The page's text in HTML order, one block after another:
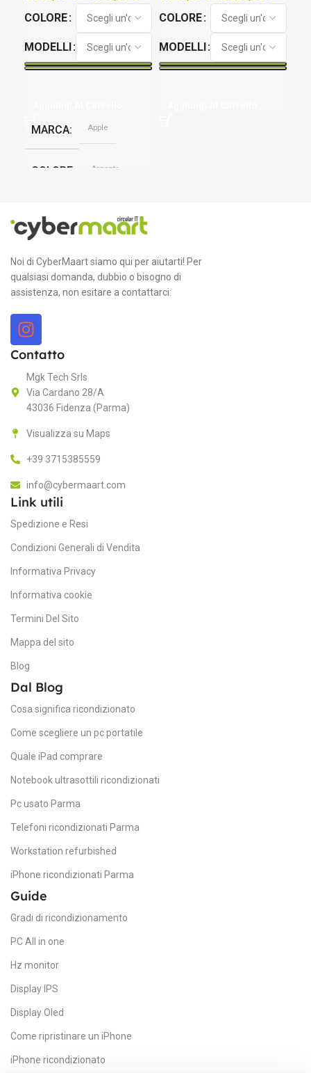
COLORE
MODELLI
MARCA Apple
COLORE
Argento
,
Mezzanotte
MODELLI
16GB RAM – 256GB SSD
,
M4 CPU 10‑core GPU 10‑core
– 16GB RAM – 512GB SSD
,
– 24GB RAM – 512GB SSD
SISTEMA OPERATIVO
PROCESSORE M4
DIMENSIONI SCHERMO
CONNETTIVITÀ
Magsafe
,
LAYOUT TASTIERA
Italiano
COLORE
MODELLI
Noi di CyberMaart siamo qui per aiutarti! Per
qualsiasi domanda, dubbio o bisogno di
assistenza, non esitare a contattarci:
Contatto
Mgk Tech Srls
Via Cardano 28/A
43036 Fidenza (Parma)
Visualizza su Maps
+39 3715385559
info@cybermaart.com
Link utili
Spedizione e Resi
Condizioni Generali di Vendita
Informativa Privacy
Informativa cookie
Termini Del Sito
Mappa del sito
Blog
Dal Blog
Cosa significa ricondizionato
Come scegliere un pc portatile
Quale iPad comprare
Notebook ultrasottili ricondizionati
Pc usato Parma
Telefoni ricondizionati Parma
Workstation refurbished
iPhone ricondizionati Parma
Guide
Gradi di ricondizionamento
PC All in one
Hz monitor
Display IPS
Display Oled
Come ripristinare un iPhone
iPhone ricondizionato